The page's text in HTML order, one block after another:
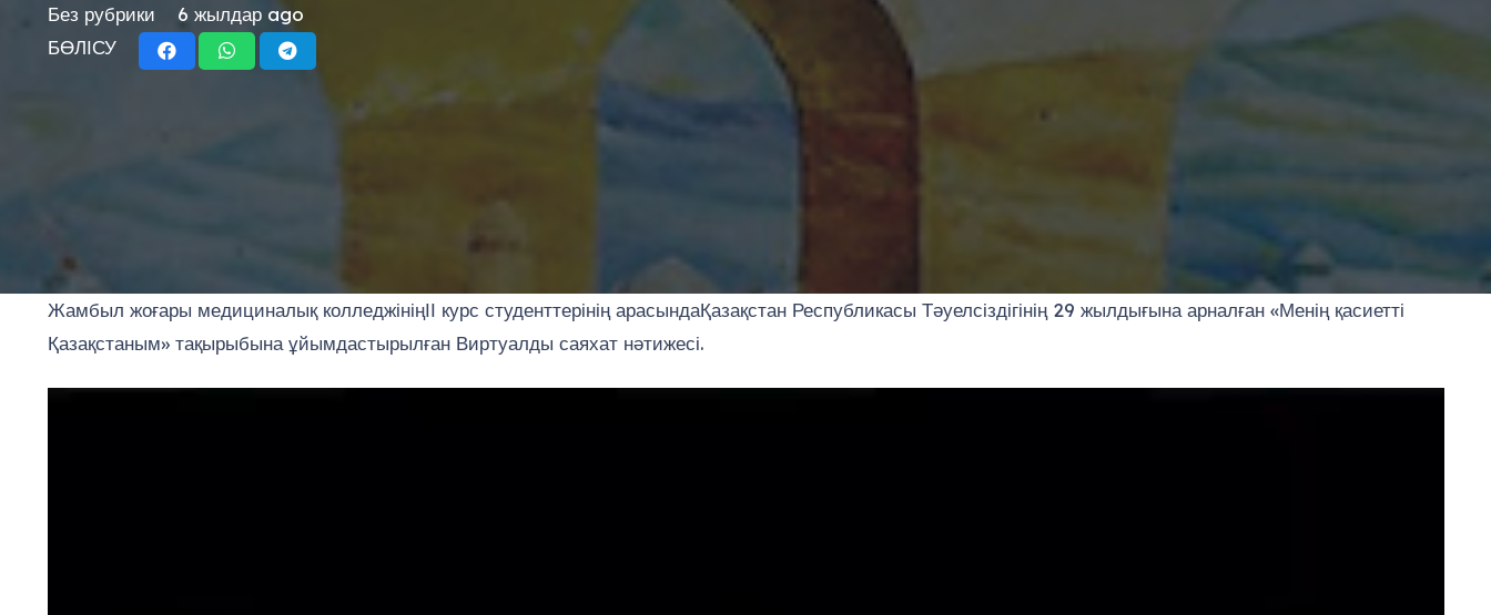
Без рубрики
6 жылдар ago
БӨЛІСУ
Жамбыл жоғары медициналық колледжініңІІ курс студенттерінің арасындаҚазақстан Республикасы Тәуелсіздігінің 29 жылдығына арналған «Менің қасиетті
Қазақстаным» тақырыбына ұйымдастырылған Виртуалды саяхат нәтижесі.